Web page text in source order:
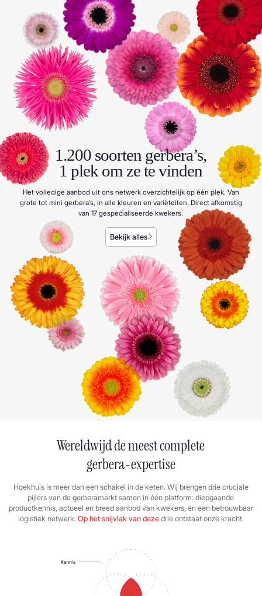
1.200 soorten gerbera’s,
1 plek om ze te vinden
Het volledige aanbod uit ons netwerk overzichtelijk op één plek. Van
grote tot mini gerbera’s, in alle kleuren en variëteiten. Direct afkomstig
van 17 gespecialiseerde kwekers.
Bekijk alles
Wereldwijd de meest complete
gerbera-expertise
Hoekhuis is meer dan een schakel in de keten. Wij brengen drie cruciale
pijlers van de gerberamarkt samen in één platform: diepgaande
productkennis, actueel en breed aanbod van kwekers, én een betrouwbaar
logistiek netwerk. Op het snijvlak van deze drie ontstaat onze kracht.